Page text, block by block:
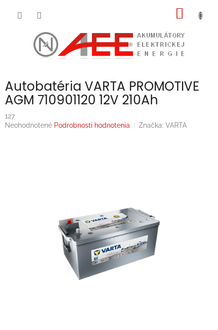
Autobatéria VARTA PROMOTIVE
AGM 710901120 12V 210Ah
127
Priemerné
Neohodnotené Podrobnosti hodnotenia Značka: VARTA